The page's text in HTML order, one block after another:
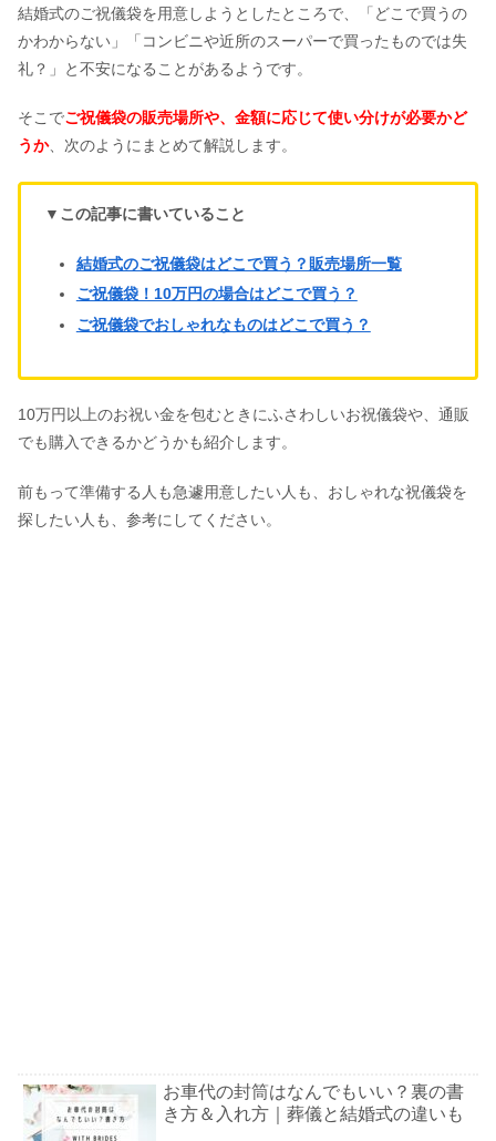
結婚式のご祝儀袋を用意しようとしたところで、「どこで買うの
かわからない」「コンビニや近所のスーパーで買ったものでは失
礼？」と不安になることがあるようです。
そこでご祝儀袋の販売場所や、金額に応じて使い分けが必要かど
うか、次のようにまとめて解説します。
▼この記事に書いていること
結婚式のご祝儀袋はどこで買う？販売場所一覧
ご祝儀袋！10万円の場合はどこで買う？
ご祝儀袋でおしゃれなものはどこで買う？
10万円以上のお祝い金を包むときにふさわしいお祝儀袋や、通販
でも購入できるかどうかも紹介します。
前もって準備する人も急遽用意したい人も、おしゃれな祝儀袋を
探したい人も、参考にしてください。
お車代の封筒はなんでもいい？裏の書
き方＆入れ方｜葬儀と結婚式の違いも